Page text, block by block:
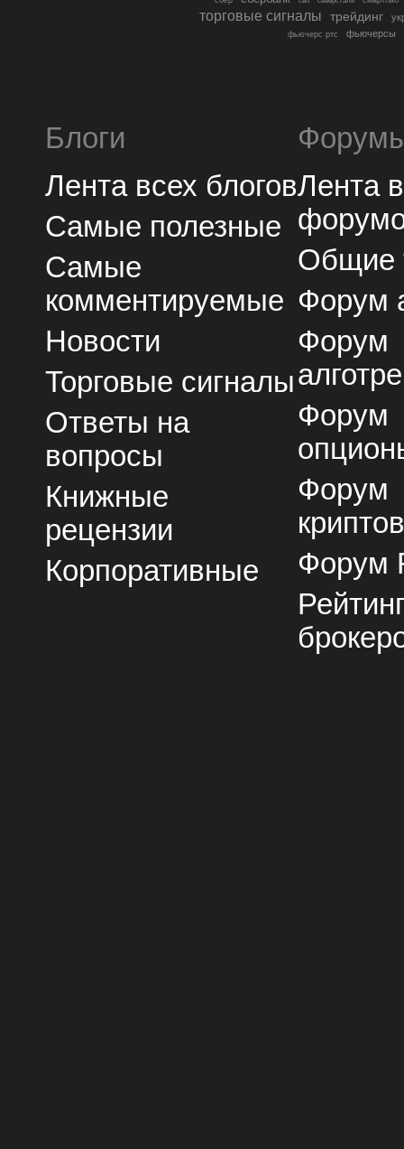
торговые сигналы трейдинг
фьючерс ртс фьючерсы
Блоги
Лента всех блогов
Самые полезные
Самые
комментируемые
Новости
Торговые сигналы
Ответы на
вопросы
Книжные
рецензии
Корпоративные
Лента
Общие
Форум
Форум
Форум
Форум
Форум